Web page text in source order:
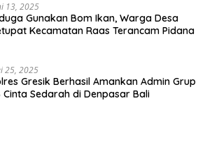
13, 2025
Gunakan Bom Ikan, Warga Desa
Kecamatan Raas Terancam Pidana
25, 2025
Gresik Berhasil Amankan Admin Grup
Cinta Sedarah di Denpasar Bali